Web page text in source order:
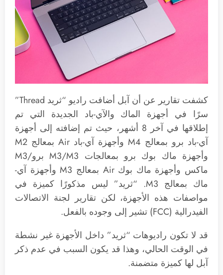
كشفت تقارير عن أن آبل أضافت راديو “ثريد Thread”
سرًا في أجهزة الماك والآي-باد الجديدة التي تم
إطلاقها في آخر 8 أشهر، حيث تم إضافته إلى أجهزة
آي-باد برو بمعالج M4 وأجهزة آي-باد Air بمعالج M2
وأجهزة ماك بوك برو بمعالجات M3/M3 برو/M3
ماكس وأجهزة ماك بوك Air بمعالج M3 وأجهزة آي-
ماك بمعالج M3. “ثريد” ليس مذكورًا كميزة في
مواصفات هذه الأجهزة، لكن تقارير لجنة الاتصالات
الفيدرالية (FCC) تشير إلى وجوده بالفعل.
قد لا تكون راديوهات “ثريد” داخل الأجهزة غير نشطة
في الوقت الحالي، وهذا قد يكون السبب في عدم ذكر
آبل لها كميزة متضمنة.